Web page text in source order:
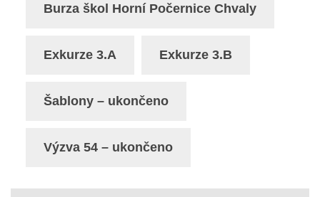
Burza škol Horní Počernice Chvaly
Exkurze 3.A Exkurze 3.B
Šablony – ukončeno
Výzva 54 – ukončeno